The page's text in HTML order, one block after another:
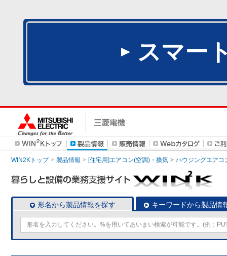
スマー
WIN2Kトップ 製品情報 [住宅用]エアコン(空調)・換気 ハウジングエアコ
形名から製品情報を探す キーワードから製品情